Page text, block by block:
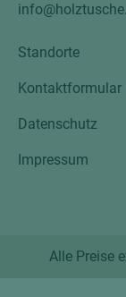
Standorte
Kontaktformular
Datenschutz
Impressum
Alle Preise